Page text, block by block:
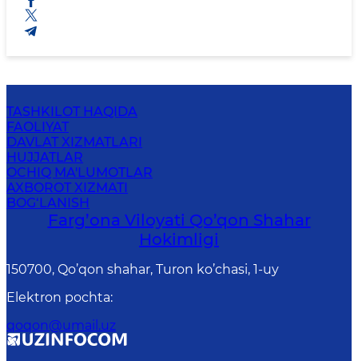
TASHKILOT HAQIDA
FAOLIYAT
DAVLAT XIZMATLARI
HUJJATLAR
OCHIQ MA'LUMOTLAR
AXBOROT XIZMATI
BOG‘LANISH
Farg’оnа Vilоyati Qo’qon Shahar
Hоkimligi
150700, Qo’qon shahar, Turon ko’chasi, 1-uy
Elektron pochta:
qoqon@umail.uz